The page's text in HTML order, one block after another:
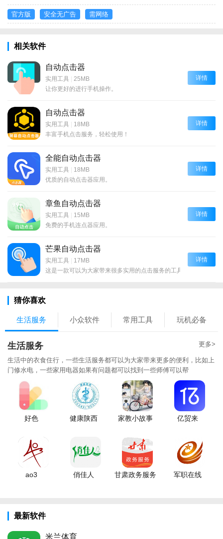
官方版 安全无广告 需网络
相关软件
自动点击器
实用工具 | 25MB
让你更好的进行手机操作。
详情
自动点击器
实用工具 | 18MB
丰富手机点击服务，轻松使用！
详情
全能自动点击器
实用工具 | 18MB
优质的自动点击器应用。
详情
章鱼自动点击器
实用工具 | 15MB
免费的手机连点器应用。
详情
芒果自动点击器
实用工具 | 17MB
这是一款可以为大家带来很多实用的点击服务的工具哦！
详情
猜你喜欢
生活服务 小众软件 常用工具 玩机必备
生活服务 更多>
生活中的衣食住行，一些生活服务都可以为大家带来更多的便利，比如上
门修水电，一些家用电器如果有问题都可以找到一些师傅可以帮
好色 健康陕西 家教小故事 亿贸来
ao3 俏佳人 甘肃政务服务 军职在线
最新软件
米兰体育